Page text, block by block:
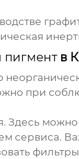
пигментв
при
Здесь
сервиса.